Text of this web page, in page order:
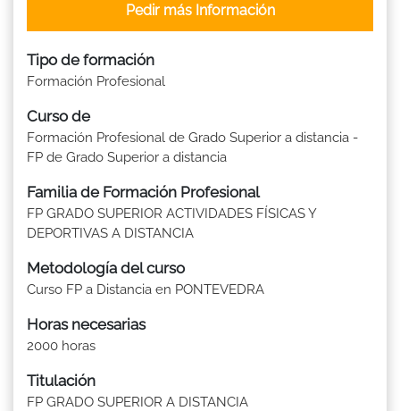
Tipo de formación
Formación Profesional
Curso de
Formación Profesional de Grado Superior a distancia -
FP de Grado Superior a distancia
Familia de Formación Profesional
FP GRADO SUPERIOR ACTIVIDADES FÍSICAS Y
DEPORTIVAS A DISTANCIA
Metodología del curso
Curso FP a Distancia en PONTEVEDRA
Horas necesarias
2000 horas
Titulación
FP GRADO SUPERIOR A DISTANCIA
Pedir más Información